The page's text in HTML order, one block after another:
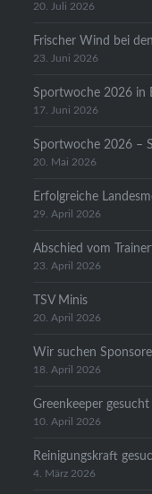
20. Juli 2026
Frischer Wind bei
23. Juni 2026
Sportwoche 2026 in
17. Juni 2026
Sportwoche 2026 –
20. Mai 2026
Erfolgreiche
29. April 2026
Abschied vom
23. April 2026
TSV Minis
20. April 2026
Wir suchen
18. April 2026
Greenkeeper gesucht
10. April 2026
Reinigungskraft
4. März 2026